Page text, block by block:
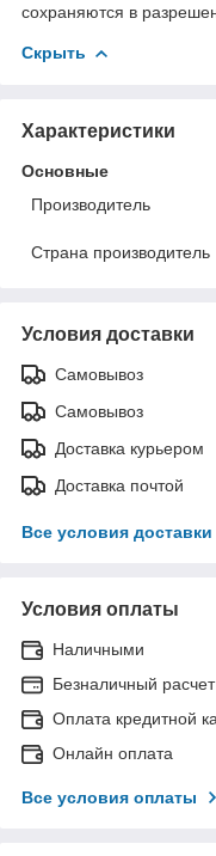
сохраняются в
Скрыть
Характеристики
Основные
Производитель
Страна производитель
Условия доставки
Самовывоз
Самовывоз
Доставка курьером
Доставка почтой
Все условия доставки
Условия оплаты
Наличными
Безналичный
Оплата кредитной
Онлайн оплата
Все условия оплаты